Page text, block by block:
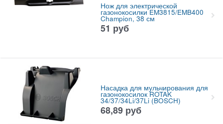
Нож для электрической
газонокосилки EM3815/EMB400
Champion, 38 см
51 руб
Насадка для мульчирования для
газонокосилок ROTAK
34/37/34Li/37Li (BOSCH)
68,89 руб